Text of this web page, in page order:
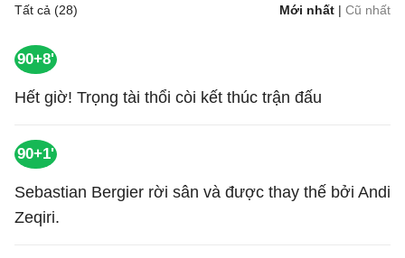
Tất cả (28) Mới nhất | Cũ nhất
90+8'
Hết giờ! Trọng tài thổi còi kết thúc trận đấu
90+1'
Sebastian Bergier rời sân và được thay thế bởi Andi
Zeqiri.